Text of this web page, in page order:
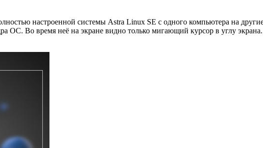
настроенной системы Astra Linux SE с одного компьютера на
ОС. Во время неё на экране видно только мигающий курсор в углу